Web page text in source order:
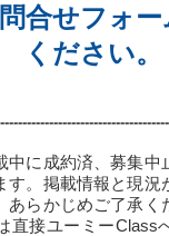
合せフォ
ください。
中に成約済、募集
す。掲載情報と現況
あらかじめご了承く
直接ユーミーClass